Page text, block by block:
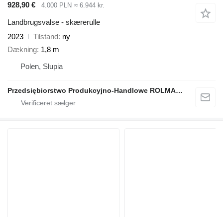
928,90 €
4.000 PLN ≈ 6.944 kr.
Landbrugsvalse - skærerulle
2023
Tilstand ny
Dækning 1,8 m
Polen, Słupia
Przedsiębiorstwo Produkcyjno-Handlowe ROLMAPOL Marcin Dziekan